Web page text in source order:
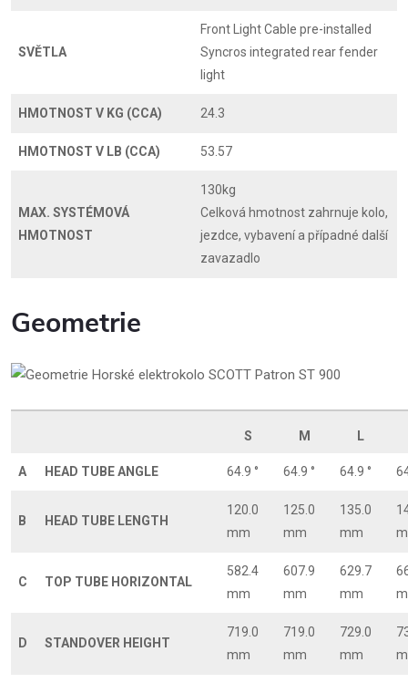
SVĚTLA
Front Light Cable pre-installed
Syncros integrated rear fender
light
HMOTNOST V KG (CCA) 24.3
HMOTNOST V LB (CCA) 53.57
MAX. SYSTÉMOVÁ
HMOTNOST
130kg
Celková hmotnost zahrnuje kolo,
jezdce, vybavení a případné další
zavazadlo
Geometrie
S M L
A HEAD TUBE ANGLE 64.9 ° 64.9 ° 64.9 °
B HEAD TUBE LENGTH
120.0
mm
125.0
mm
135.0
mm
C TOP TUBE HORIZONTAL
582.4
mm
607.9
mm
629.7
mm
D STANDOVER HEIGHT
719.0
mm
719.0
mm
729.0
mm